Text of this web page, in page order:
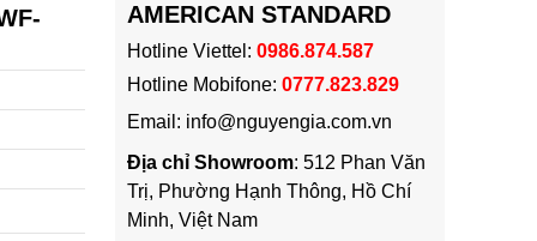
AMERICAN STANDARD
Hotline Viettel: 0986.874.587
Hotline Mobifone: 0777.823.829
Email: info@nguyengia.com.vn
Địa chỉ Showroom: 512 Phan Văn
Trị, Phường Hạnh Thông, Hồ Chí
Minh, Việt Nam